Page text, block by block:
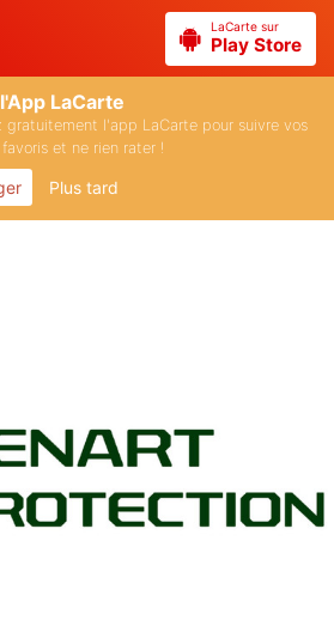
LaCarte sur
Play Store
LaCarte
gratuitement l'app LaCarte pour suivre vos
et ne rien rater !
Plus tard